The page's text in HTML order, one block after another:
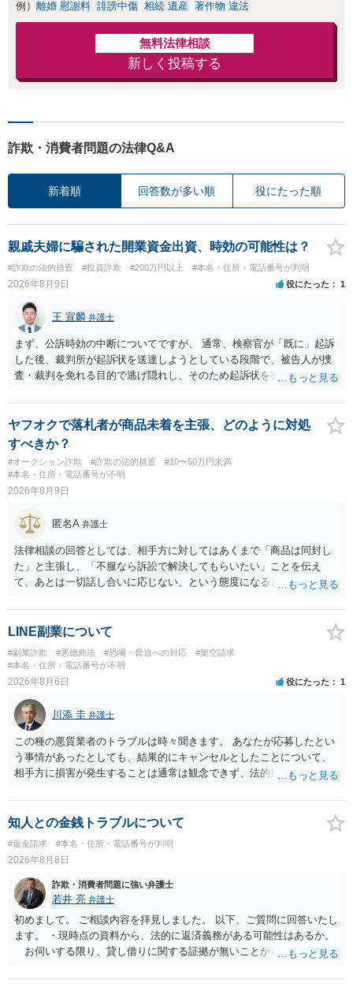
例） 離婚 慰謝料 誹謗中傷 相続 遺産 著作物 違法
無料法律相談
新しく投稿する
詐欺・消費者問題の法律Q&A
新着順 回答数が多い順 役にたった順
親戚夫婦に騙された開業資金出資、時効の可能性は？
#詐欺の法的措置 #投資詐欺 #200万円以上 #本名・住所・電話番号が判明
2026年8月9日 役にたった 1
王 宣麟 弁護士
まず、公訴時効の中断についてですが、 通常、検察官が「既に」起訴
した後、裁判所が起訴状を送達しようとしている段階で、被告人が捜
査・裁判を免れる目的で逃げ隠れし、そのため起訴状を有効に送達で
この規定によって時効が停止するわけではありません。 その意味で
は、刑事事件化するという部分ではややハードルが高いように見受け
られます。 他方で、相手方の住所等が特定できているのであれば、民
事事件として、損害賠償請求や貸金返還請求等により、裁判所を通じ
て返金を求める方法も考えられますが、結局は相手方に資力があるか
否かにより結論が分かれます。
ヤフオクで落札者が商品未着を主張、どのように対処
すべきか？
#オークション詐欺 #詐欺の法的措置
#10〜50万円未満
#本名・住所・電話番号が不明
2026年8月9日
匿名A 弁護士
法律相談の回答としては、相手方に対してはあくまで「商品は同封し
た」と主張し、「不服なら訴訟で解決してもらいたい」ことを伝え
て、あとは一切話し合いに応じない、という態度になると思います。
可能性もありますが、「返金は絶対にしたくありません」ということ
であれば、徹底的に強気で対応することになるでしょう。
LINE副業について
#副業詐欺 #悪徳商法 #恐喝・脅迫への対応
#架空請求
#本名・住所・電話番号が不明
2026年8月6日 役にたった 1
川添 圭 弁護士
この種の悪質業者のトラブルは時々聞きます。 あなたが応募したとい
う事情があったとしても、結果的にキャンセルとしたことについて、
相手方に損害が発生することは通常は観念できず、法的措置を採って
ず、最寄りの消費生活センターへ相談し、連絡を無視してよいかどう
かのアドバイスを受けられることをお勧めします。しつこいようであ
れば、弁護士へ依頼して警告してもらうことも必要になるかもしれま
せん。
知人との金銭トラブルについて
#返金請求 #本名・住所・電話番号が判明
2026年8月8日
詐欺・消費者問題に強い弁護士
若井 亮 弁護士
初めまして。 ご相談内容を拝見しました。 以下、ご質問に回答いたし
ます。 ・現時点の資料から、法的に返済義務がある可能性はあるか。
お伺いする限り、貸し借りに関する証拠が無いことから、相手方が
主張や現在の資料を踏まえ、今後どのように対応するのが適切か。